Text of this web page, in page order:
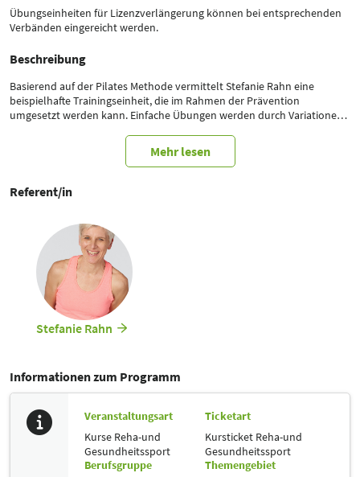
Übungseinheiten für Lizenzverlängerung können bei entsprechenden
Verbänden eingereicht werden.
Beschreibung
Basierend auf der Pilates Methode vermittelt Stefanie Rahn eine
beispielhafte Trainingseinheit, die im Rahmen der Prävention
umgesetzt werden kann. Einfache Übungen werden durch Variationen
Mehr lesen
Referent/in
Stefanie Rahn
Informationen zum Programm
Veranstaltungsart
Kurse Reha-und
Gesundheitssport
Ticketart
Kursticket Reha-und
Gesundheitssport
Berufsgruppe
Themengebiet